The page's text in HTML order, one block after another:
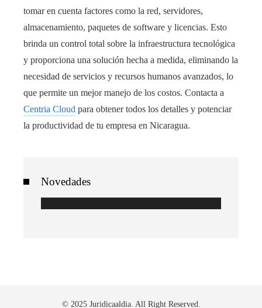
tomar en cuenta factores como la red, servidores,
almacenamiento, paquetes de software y licencias. Esto
brinda un control total sobre la infraestructura tecnológica
y proporciona una solución hecha a medida, eliminando la
necesidad de servicios y recursos humanos avanzados, lo
que permite un mejor manejo de los costos. Contacta a
Centria Cloud para obtener todos los detalles y potenciar
la productividad de tu empresa en Nicaragua.
Novedades
© 2025 Juridicaaldia. All Right Reserved.